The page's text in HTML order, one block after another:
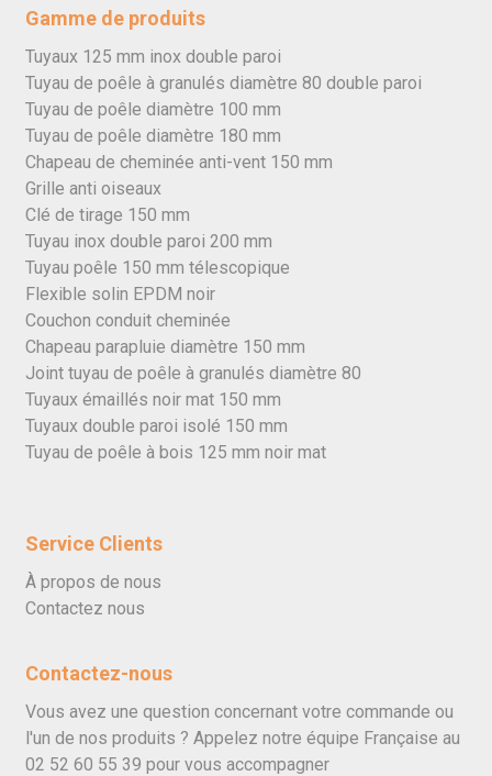
Gamme de produits
Tuyaux 125 mm inox double paroi
Tuyau de poêle à granulés diamètre 80 double paroi
Tuyau de poêle diamètre 100 mm
Tuyau de poêle diamètre 180 mm
Chapeau de cheminée anti-vent 150 mm
Grille anti oiseaux
Clé de tirage 150 mm
Tuyau inox double paroi 200 mm
Tuyau poêle 150 mm télescopique
Flexible solin EPDM noir
Couchon conduit cheminée
Chapeau parapluie diamètre 150 mm
Joint tuyau de poêle à granulés diamètre 80
Tuyaux émaillés noir mat 150 mm
Tuyaux double paroi isolé 150 mm
Tuyau de poêle à bois 125 mm noir mat
Service Clients
À propos de nous
Contactez nous
Contactez-nous
Vous avez une question concernant votre commande ou
l'un de nos produits ? Appelez notre équipe Française au
02 52 60 55 39 pour vous accompagner